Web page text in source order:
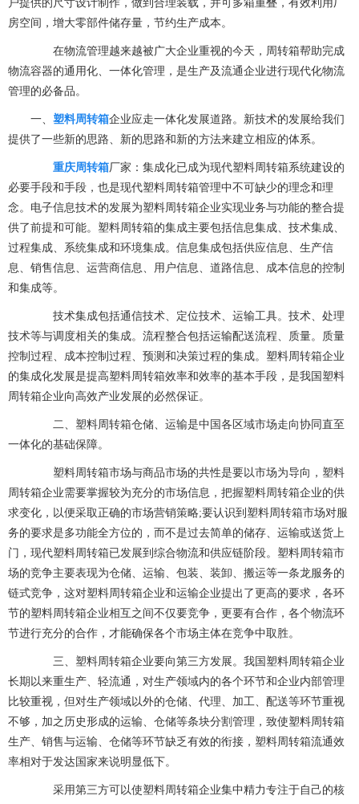
户提供的尺寸设计制作，做到合理装载，并可多箱重叠，有效利用厂
房空间，增大零部件储存量，节约生产成本。
在物流管理越来越被广大企业重视的今天，周转箱帮助完成
物流容器的通用化、一体化管理，是生产及流通企业进行现代化物流
管理的必备品。
一、 塑料周转箱企业应走一体化发展道路。新技术的发展给我们
提供了一些新的思路、新的思路和新的方法来建立相应的体系。
重庆周转箱厂家：集成化已成为现代塑料周转箱系统建设的
必要手段和手段，也是现代塑料周转箱管理中不可缺少的理念和理
念。电子信息技术的发展为塑料周转箱企业实现业务与功能的整合提
供了前提和可能。塑料周转箱的集成主要包括信息集成、技术集成、
过程集成、系统集成和环境集成。信息集成包括供应信息、生产信
息、销售信息、运营商信息、用户信息、道路信息、成本信息的控制
和集成等。
技术集成包括通信技术、定位技术、运输工具。技术、处理
技术等与调度相关的集成。流程整合包括运输配送流程、质量。质量
控制过程、成本控制过程、预测和决策过程的集成。塑料周转箱企业
的集成化发展是提高塑料周转箱效率和效率的基本手段，是我国塑料
周转箱企业向高效产业发展的必然保证。
二、塑料周转箱仓储、运输是中国各区域市场走向协同直至
一体化的基础保障。
塑料周转箱市场与商品市场的共性是要以市场为导向，塑料
周转箱企业需要掌握较为充分的市场信息，把握塑料周转箱企业的供
求变化，以便采取正确的市场营销策略;要认识到塑料周转箱市场对服
务的要求是多功能全方位的，而不是过去简单的储存、运输或送货上
门，现代塑料周转箱已发展到综合物流和供应链阶段。塑料周转箱市
场的竞争主要表现为仓储、运输、包装、装卸、搬运等一条龙服务的
链式竞争，这对塑料周转箱企业和运输企业提出了更高的要求，各环
节的塑料周转箱企业相互之间不仅要竞争，更要有合作，各个物流环
节进行充分的合作，才能确保各个市场主体在竞争中取胜。
三、塑料周转箱企业要向第三方发展。我国塑料周转箱企业
长期以来重生产、轻流通，对生产领域内的各个环节和企业内部管理
比较重视，但对生产领域以外的仓储、代理、加工、配送等环节重视
不够，加之历史形成的运输、仓储等条块分割管理，致使塑料周转箱
生产、销售与运输、仓储等环节缺乏有效的衔接，塑料周转箱流通效
率相对于发达国家来说明显低下。
采用第三方可以使塑料周转箱企业集中精力专注于自己的核